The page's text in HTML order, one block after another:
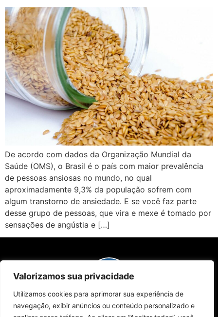
Valorizamos sua privacidade
Utilizamos cookies para aprimorar sua experiência de
navegação, exibir anúncios ou conteúdo personalizado e
De acordo com dados da Organização Mundial da
Saúde (OMS), o Brasil é o país com maior prevalência
de pessoas ansiosas no mundo, no qual
aproximadamente 9,3% da população sofrem com
algum transtorno de ansiedade. E se você faz parte
desse grupo de pessoas, que vira e mexe é tomado por
sensações de angústia e […]
Sobre NósEdições da RevistaComo AnunciarContato
Políticas de Privacidade